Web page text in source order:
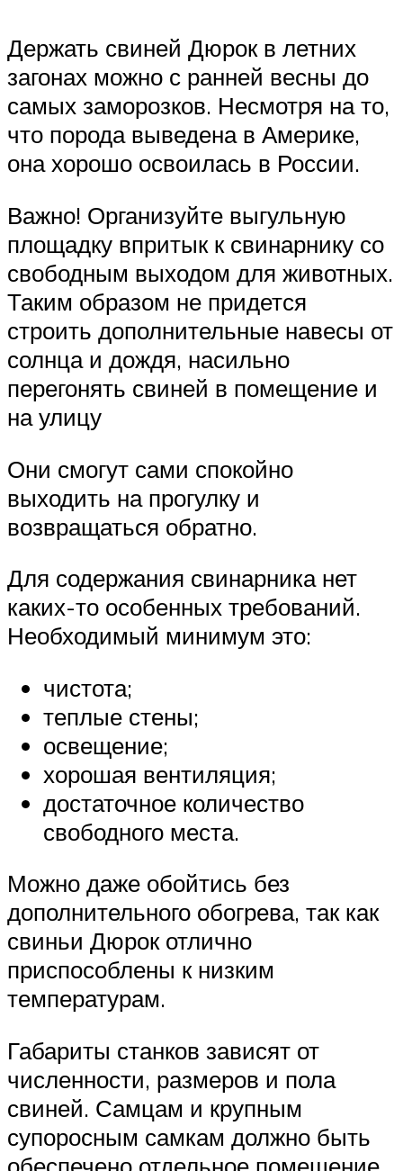
Держать свиней Дюрок в летних
загонах можно с ранней весны до
самых заморозков. Несмотря на то,
что порода выведена в Америке,
она хорошо освоилась в России.
Важно! Организуйте выгульную
площадку впритык к свинарнику со
свободным выходом для животных.
Таким образом не придется
строить дополнительные навесы от
солнца и дождя, насильно
перегонять свиней в помещение и
на улицу
Они смогут сами спокойно
выходить на прогулку и
возвращаться обратно.
Для содержания свинарника нет
каких-то особенных требований.
Необходимый минимум это:
чистота;
теплые стены;
освещение;
хорошая вентиляция;
достаточное количество
свободного места.
Можно даже обойтись без
дополнительного обогрева, так как
свиньи Дюрок отлично
приспособлены к низким
температурам.
Габариты станков зависят от
численности, размеров и пола
свиней. Самцам и крупным
супоросным самкам должно быть